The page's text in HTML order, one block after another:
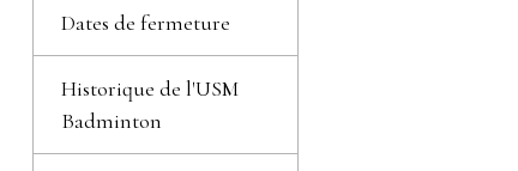
Dates de fermeture
Historique de l'USM
Badminton